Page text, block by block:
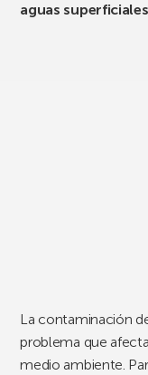
aguas
La contaminación
problema que
medio ambiente.